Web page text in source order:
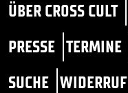
ÜBER CROSS CULT
PRESSE TERMINE
SUCHE WIDERRUF